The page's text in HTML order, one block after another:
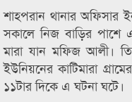
শাহপরান থানার অফিসার
সকালে নিজ বাড়ির পাশে
মারা যান মফিজ আলী।
ইউনিয়নের কাটিমারা
১১টার দিকে এ ঘটনা ঘটে।